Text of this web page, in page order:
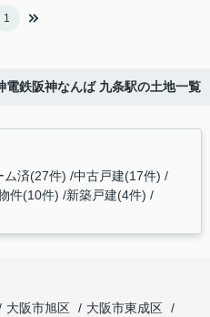
1
電鉄阪神なんば 九条駅の土地一覧
ム済(27件) 中古戸建(17件)
件(10件) 新築戸建(4件)
大阪市旭区
大阪市東成区